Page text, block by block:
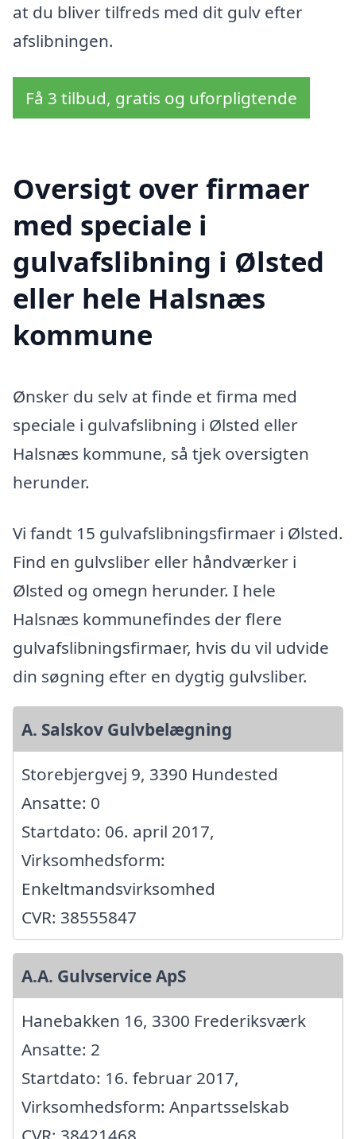
at du bliver tilfreds med dit gulv efter
afslibningen.
Få 3 tilbud, gratis og uforpligtende
Oversigt over firmaer
med speciale i
gulvafslibning i Ølsted
eller hele Halsnæs
kommune
Ønsker du selv at finde et firma med
speciale i gulvafslibning i Ølsted eller
Halsnæs kommune, så tjek oversigten
herunder.
Vi fandt 15 gulvafslibningsfirmaer i Ølsted.
Find en gulvsliber eller håndværker i
Ølsted og omegn herunder. I hele
Halsnæs kommunefindes der flere
gulvafslibningsfirmaer, hvis du vil udvide
din søgning efter en dygtig gulvsliber.
A. Salskov Gulvbelægning
Storebjergvej 9, 3390 Hundested
Ansatte: 0
Startdato: 06. april 2017,
Virksomhedsform:
Enkeltmandsvirksomhed
CVR: 38555847
A.A. Gulvservice ApS
Hanebakken 16, 3300 Frederiksværk
Ansatte: 2
Startdato: 16. februar 2017,
Virksomhedsform: Anpartsselskab